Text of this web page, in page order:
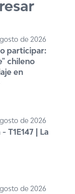
de 2026
participar:
chileno
en
de 2026
T1E147 | La
de 2026